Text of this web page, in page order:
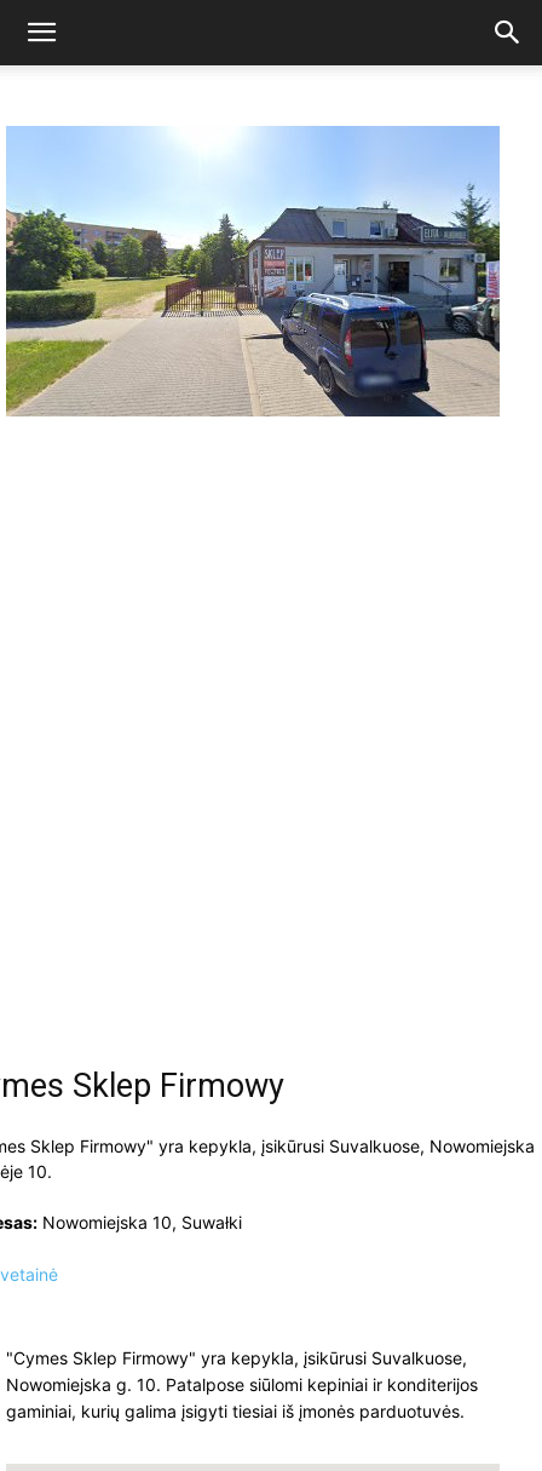
Sklep Firmowy
Sklep Firmowy" yra kepykla, įsikūrusi Suvalkuose, Nowomiejska
10.
Nowomiejska 10, Suwałki
"Cymes Sklep Firmowy" yra kepykla, įsikūrusi Suvalkuose,
Nowomiejska g. 10. Patalpose siūlomi kepiniai ir konditerijos
gaminiai, kurių galima įsigyti tiesiai iš įmonės parduotuvės.